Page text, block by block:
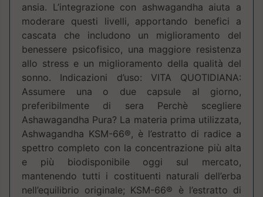
ansia. L’integrazione con ashwagandha aiuta a
moderare questi livelli, apportando benefici a
cascata che includono un miglioramento del
benessere psicofisico, una maggiore resistenza
allo stress e un miglioramento della qualità del
sonno. Indicazioni d’uso: VITA QUOTIDIANA:
Assumere una o due capsule al giorno,
preferibilmente di sera Perchè scegliere
Ashawagandha Pura? La materia prima utilizzata,
Ashwagandha KSM-66®, è l’estratto di radice a
spettro completo con la concentrazione più alta
e più biodisponibile oggi sul mercato,
mantenendo tutti i costituenti naturali dell’erba
nell’equilibrio originale; KSM-66® è l’estratto di